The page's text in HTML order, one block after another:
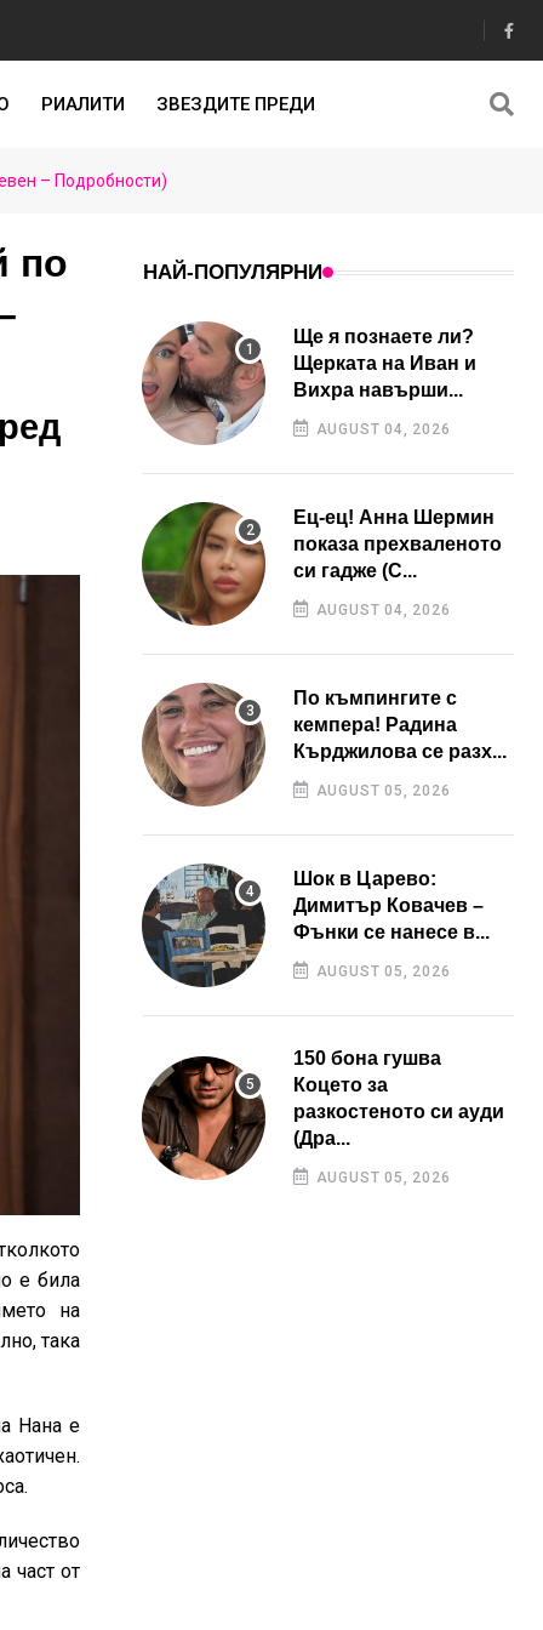
РИАЛИТИ ЗВЕЗДИТЕ ПРЕДИ
– Подробности)
по
е била
на
така
Нана е
част от
НАЙ-ПОПУЛЯРНИ
Ще я познаете ли?
Щерката на Иван и
Вихра навърши...
AUGUST 04, 2026
Ец-ец! Анна Шермин
показа прехваленото
си гадже (С...
AUGUST 04, 2026
По къмпингите с
кемпера! Радина
Кърджилова се разх...
AUGUST 05, 2026
Шок в Царево:
Димитър Ковачев –
Фънки се нанесе в...
AUGUST 05, 2026
150 бона гушва
Коцето за
разкостеното си ауди
(Дра...
AUGUST 05, 2026